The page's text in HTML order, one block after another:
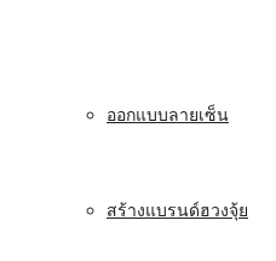
ออกแบบลายเซ็น
สร้างแบรนด์ฮวงจุ้ย